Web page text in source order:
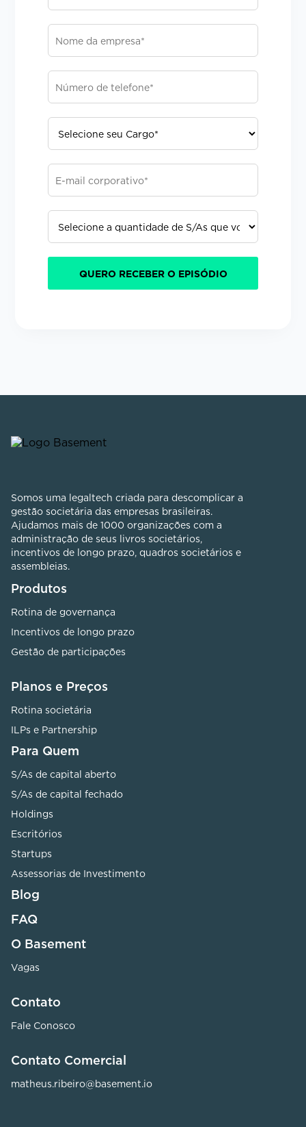
Somos uma legaltech criada para descomplicar a
gestão societária das empresas brasileiras.
Ajudamos mais de 1000 organizações com a
administração de seus livros societários,
incentivos de longo prazo, quadros societários e
assembleias.
Produtos
Rotina de governança
Incentivos de longo prazo
Gestão de participações
Planos e Preços
Rotina societária
ILPs e Partnership
Para Quem
S/As de capital aberto
S/As de capital fechado
Holdings
Escritórios
Startups
Assessorias de Investimento
Blog
FAQ
O Basement
Vagas
Contato
Fale Conosco
Contato Comercial
matheus.ribeiro@basement.io